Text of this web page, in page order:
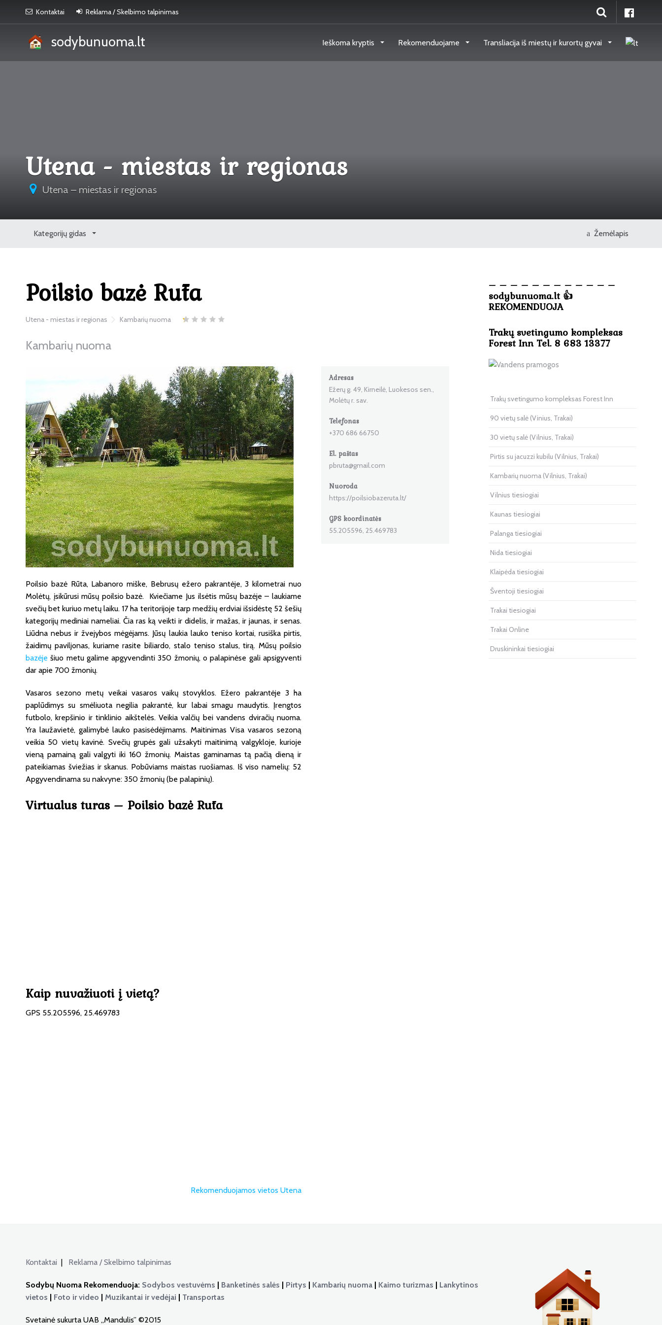
Kontaktai Reklama / Skelbimo talpinimas
sodybunuoma.lt Ieškoma kryptis Rekomenduojame Transliacija iš miestų ir kurortų gyvai
Utena - miestas ir regionas
Utena – miestas ir regionas
Kategorijų gidas Žemėlapis
Poilsio bazė Rūta
Utena - miestas ir regionas Kambarių nuoma
Kambarių nuoma
Poilsio bazė Rūta, Labanoro miške, Bebrusų ežero pakrantėje, 3 kilometrai nuo
Molėtų, įsikūrusi mūsų poilsio bazė. Kviečiame Jus ilsėtis mūsų bazėje – laukiame
svečių bet kuriuo metų laiku. 17 ha teritorijoje tarp medžių erdviai išsidėstę 52 šešių
kategorijų mediniai nameliai. Čia ras ką veikti ir didelis, ir mažas, ir jaunas, ir senas.
Liūdna nebus ir žvejybos mėgėjams. Jūsų laukia lauko teniso kortai, rusiška pirtis,
žaidimų paviljonas, kuriame rasite biliardo, stalo teniso stalus, tirą. Mūsų poilsio
bazėje šiuo metu galime apgyvendinti 350 žmonių, o palapinėse gali apsigyventi
dar apie 700 žmonių.
Vasaros sezono metų veikai vasaros vaikų stovyklos. Ežero pakrantėje 3 ha
paplūdimys su smėliuota negilia pakrantė, kur labai smagu maudytis. Įrengtos
futbolo, krepšinio ir tinklinio aikštelės. Veikia valčių bei vandens dviračių nuoma.
Yra laužavietė, galimybė lauko pasisėdėjimams. Maitinimas Visa vasaros sezoną
veikia 50 vietų kavinė. Svečių grupės gali užsakyti maitinimą valgykloje, kurioje
vieną pamainą gali valgyti iki 160 žmonių. Maistas gaminamas tą pačią dieną ir
pateikiamas šviežias ir skanus. Pobūviams maistas ruošiamas. Iš viso namelių: 52
Apgyvendinama su nakvyne: 350 žmonių (be palapinių).
Virtualus turas – Poilsio bazė Rūta
Kaip nuvažiuoti į vietą?
GPS 55.205596, 25.469783
Rekomenduojamos vietos Utena
Adresas
Ežerų g. 49, Kirneilė, Luokesos sen.,
Molėtų r. sav.
Telefonas
+370 686 66750
El. paštas
pbruta@gmail.com
Nuoroda
https://poilsiobazeruta.lt/
GPS koordinatės
55.205596, 25.469783
– – – – – – – – – – – –
sodybunuoma.lt 👍
REKOMENDUOJA
Trakų svetingumo kompleksas
Forest Inn Tel. 8 683 13377
Trakų svetingumo kompleksas Forest Inn
90 vietų salė (Vinius, Trakai)
30 vietų salė (Vilnius, Trakai)
Pirtis su jacuzzi kubilu (Vilnius, Trakai)
Kambarių nuoma (Vilnius, Trakai)
Vilnius tiesiogiai
Kaunas tiesiogiai
Palanga tiesiogiai
Nida tiesiogiai
Klaipėda tiesiogiai
Šventoji tiesiogiai
Trakai tiesiogiai
Trakai Online
Druskininkai tiesiogiai
Kontaktai Reklama / Skelbimo talpinimas
Sodybų Nuoma Rekomenduoja: Sodybos vestuvėms Banketinės salės Pirtys Kambarių nuoma Kaimo turizmas
Lankytinos
vietos
Foto ir video Muzikantai ir vedėjai Transportas
Svetainė sukurta UAB „Mandulis” ©2015